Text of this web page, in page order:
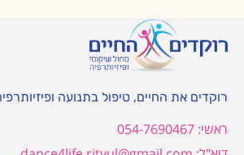
רוקדים את החיים, טיפול בתנועה
ראשי: 054-7690467